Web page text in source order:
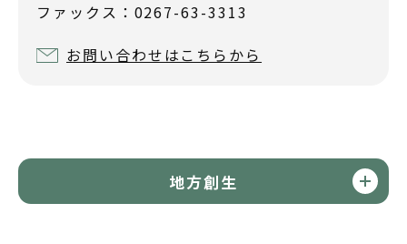
ファックス：0267-63-3313
お問い合わせはこちらから
地方創生